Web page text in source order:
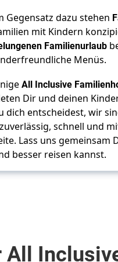
Gegensatz dazu stehen
mit Kindern
Familienurlaub
Menüs.
All Inclusive
Dir und deinen
dich entscheidest, wir
schnell und
Lass uns
besser reisen kannst.
All